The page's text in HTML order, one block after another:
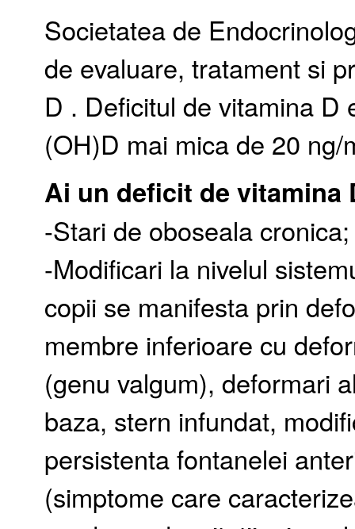
Societatea de
de evaluare, tratament si
D . Deficitul de vitamina D
(OH)D mai mica de 20 ng/
Ai un deficit de vitamina
-Stari de oboseala cronica;
-Modificari la nivelul
copii se manifesta prin
membre inferioare cu
(genu valgum), deformari
baza, stern infundat,
persistenta fontanelei
(simptome care